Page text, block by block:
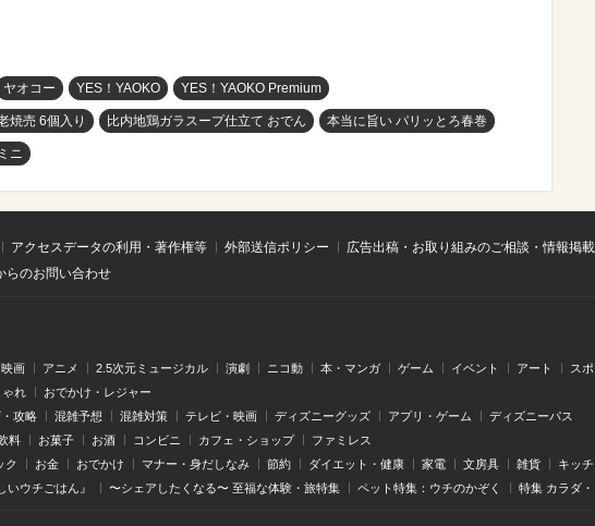
ヤオコー YES！YAOKO YES！YAOKO Premium
焼売 6個入り 比内地鶏ガラスープ仕立て おでん 本当に旨い パリッとろ春巻
ニ
アクセスデータの利用・著作権等 外部送信ポリシー
広告出稿・お取り組みのご相談・情報掲
らのお問い合わせ
映画 アニメ 2.5次元ミュージカル 演劇 ニコ動 本・マンガ ゲーム イベント アート ス
ゃれ おでかけ・レジャー
攻略 混雑予想 混雑対策 テレビ・映画 ディズニーグッズ アプリ・ゲーム ディズニーパス
料 お菓子 お酒 コンビニ カフェ・ショップ ファミレス
ク お金 おでかけ マナー・身だしなみ 節約 ダイエット・健康 家電 文房具 雑貨 キッ
いウチごはん』 〜シェアしたくなる〜 至福な体験・旅特集 ペット特集：ウチのかぞく 特集 カラダ